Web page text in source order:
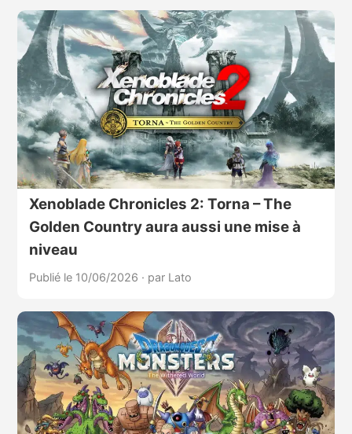
Xenoblade Chronicles 2: Torna – The
Golden Country aura aussi une mise à
niveau
Publié le 10/06/2026 · par Lato